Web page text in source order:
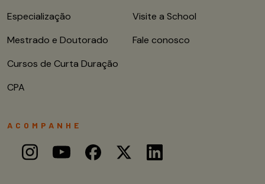
Especialização
Mestrado e Doutorado
Cursos de Curta Duração
CPA
Visite a School
Fale conosco
ACOMPANHE